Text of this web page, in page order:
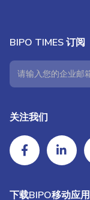
BIPO TIMES 订阅
关注我们
下载BIPO移动应用